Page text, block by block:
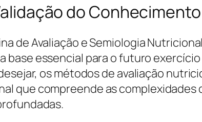
do
de Avaliação e Semiologia
base essencial para o futuro
os métodos de avaliação
que compreende as